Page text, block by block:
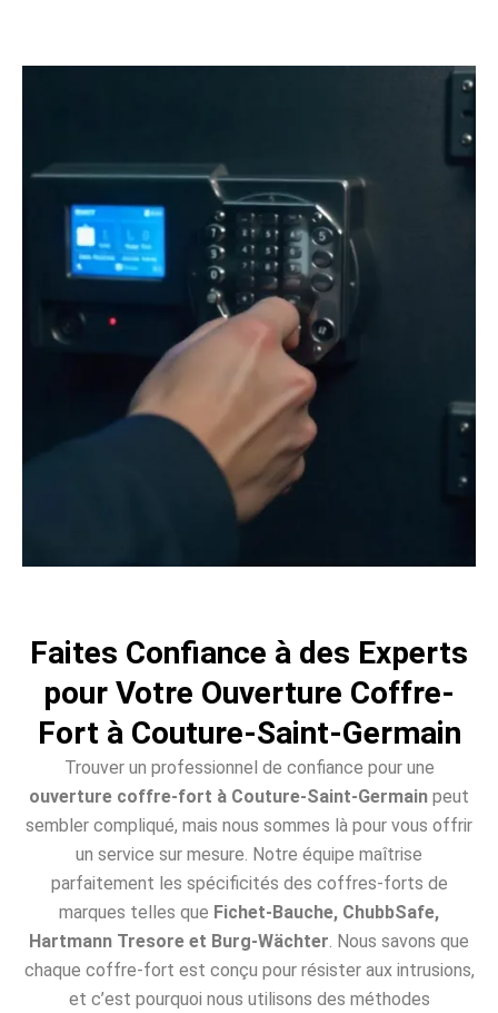
Faites Confiance à des Experts
pour Votre Ouverture Coffre-
Fort à Couture-Saint-Germain
Trouver un professionnel de confiance pour une
ouverture coffre-fort à Couture-Saint-Germain peut
sembler compliqué, mais nous sommes là pour vous offrir
un service sur mesure. Notre équipe maîtrise
parfaitement les spécificités des coffres-forts de
marques telles que Fichet-Bauche, ChubbSafe,
Hartmann Tresore et Burg-Wächter . Nous savons que
chaque coffre-fort est conçu pour résister aux intrusions,
et c’est pourquoi nous utilisons des méthodes